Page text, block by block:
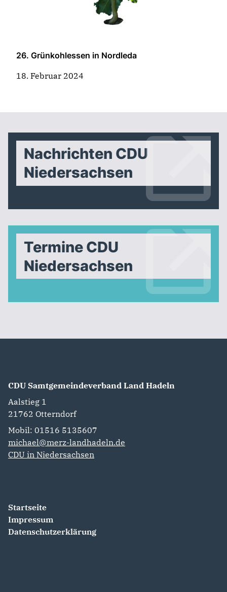
26. Grünkohlessen in Nordleda
18. Februar 2024
Nachrichten CDU
Niedersachsen
Termine CDU
Niedersachsen
CDU Samtgemeindeverband Land Hadeln
Aalstieg 1
21762 Otterndorf
Mobil: 01516 5135607
michael@merz-landhadeln.de
CDU in Niedersachsen
Startseite
Impressum
Datenschutzerklärung